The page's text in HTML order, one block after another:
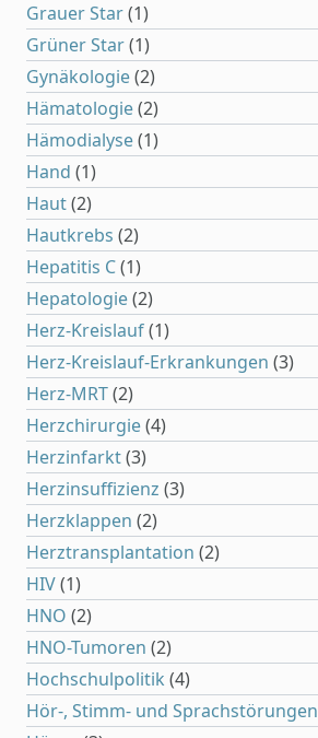
Grauer Star(1)
Grüner Star(1)
Gynäkologie(2)
Hämatologie(2)
Hämodialyse(1)
Hand (1)
Haut(2)
Hautkrebs (2)
Hepatitis C(1)
Hepatologie(2)
Herz-Kreislauf(1)
Herz-Kreislauf-Erkrankungen (3)
Herz-MRT(2)
Herzchirurgie(4)
Herzinfarkt(3)
Herzinsuffizienz (3)
Herzklappen (2)
Herztransplantation (2)
HIV(1)
HNO (2)
HNO-Tumoren (2)
Hochschulpolitik (4)
Hör-, Stimm- und Sprachstörungen